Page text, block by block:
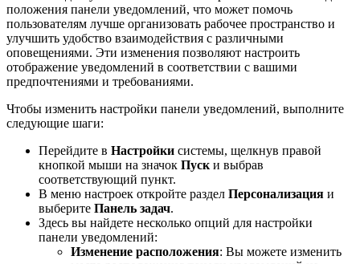
положения панели уведомлений, что может помочь
пользователям лучше организовать рабочее пространство и
улучшить удобство взаимодействия с различными
оповещениями. Эти изменения позволяют настроить
отображение уведомлений в соответствии с вашими
предпочтениями и требованиями.
Чтобы изменить настройки панели уведомлений, выполните
следующие шаги:
Перейдите в Настройки системы, щелкнув правой
кнопкой мыши на значок Пуск и выбрав
соответствующий пункт.
В меню настроек откройте раздел Персонализация и
выберите Панель задач.
Здесь вы найдете несколько опций для настройки
панели уведомлений:
Изменение расположения: Вы можете изменить